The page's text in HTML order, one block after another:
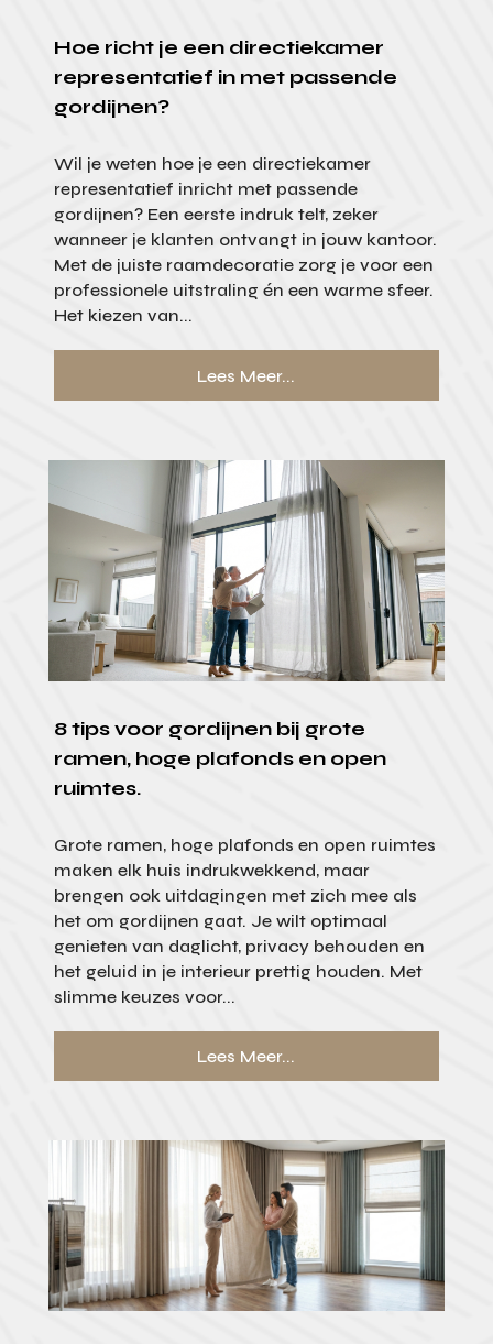
Hoe richt je een directiekamer
representatief in met passende
gordijnen?
Wil je weten hoe je een directiekamer
representatief inricht met passende
gordijnen? Een eerste indruk telt, zeker
wanneer je klanten ontvangt in jouw kantoor.
Met de juiste raamdecoratie zorg je voor een
professionele uitstraling én een warme sfeer.
Het kiezen van...
Lees Meer...
8 tips voor gordijnen bij grote
ramen, hoge plafonds en open
ruimtes.
Grote ramen, hoge plafonds en open ruimtes
maken elk huis indrukwekkend, maar
brengen ook uitdagingen met zich mee als
het om gordijnen gaat. Je wilt optimaal
genieten van daglicht, privacy behouden en
het geluid in je interieur prettig houden. Met
slimme keuzes voor...
Lees Meer...